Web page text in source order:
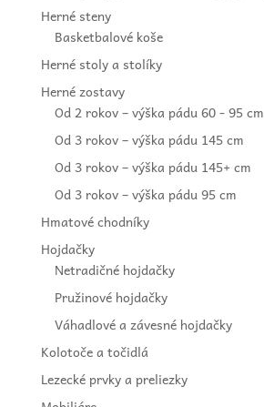
Herné steny
Basketbalové koše
Herné stoly a stolíky
Herné zostavy
Od 2 rokov – výška pádu 60 - 95 cm
Od 3 rokov – výška pádu 145 cm
Od 3 rokov – výška pádu 145+ cm
Od 3 rokov – výška pádu 95 cm
Hmatové chodníky
Hojdačky
Netradičné hojdačky
Pružinové hojdačky
Váhadlové a závesné hojdačky
Kolotoče a točidlá
Lezecké prvky a preliezky